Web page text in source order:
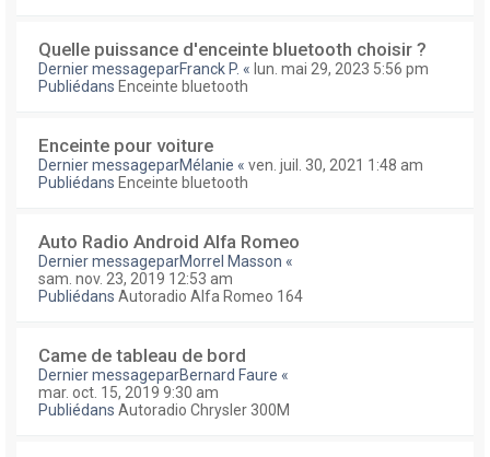
Quelle puissance d'enceinte bluetooth choisir ?
Dernier messageparFranck P. « lun. mai 29, 2023 5:56 pm
Publiédans Enceinte bluetooth
Enceinte pour voiture
Dernier messageparMélanie « ven. juil. 30, 2021 1:48 am
Publiédans Enceinte bluetooth
Auto Radio Android Alfa Romeo
Dernier messageparMorrel Masson «
sam. nov. 23, 2019 12:53 am
Publiédans Autoradio Alfa Romeo 164
Came de tableau de bord
Dernier messageparBernard Faure «
mar. oct. 15, 2019 9:30 am
Publiédans Autoradio Chrysler 300M